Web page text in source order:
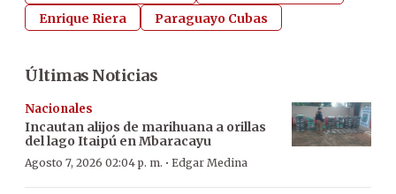
Enrique Riera
Paraguayo Cubas
Últimas Noticias
Nacionales
Incautan alijos de marihuana a orillas
del lago Itaipú en Mbaracayu
Agosto 7, 2026 02:04 p. m. · Edgar Medina